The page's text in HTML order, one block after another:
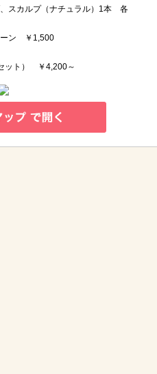
スカルプ（ナチュラル）1本 各
ーン ￥1,500
ット） ￥4,200～